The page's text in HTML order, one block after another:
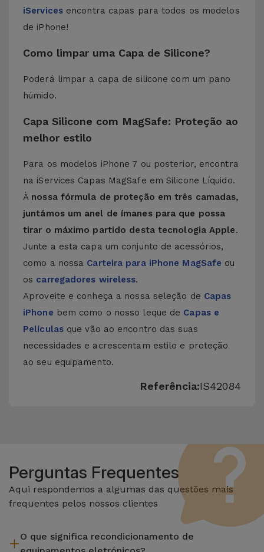
iServicesencontra capas para todos os modelos
de iPhone!
Como limpar uma Capa de Silicone?
Poderá limpar a capa de silicone com um pano
húmido.
Capa Silicone com MagSafe: Proteção ao
melhor estilo
Para os modelos iPhone 7 ou posterior, encontra
na iServices Capas MagSafe em Silicone Líquido.
À nossa fórmula de proteção em três camadas,
juntámos um anel de ímanes para que possa
tirar o máximo partido desta tecnologia Apple.
Junte a esta capa um conjunto de acessórios,
como a nossa Carteira para iPhone MagSafe ou
os carregadores wireless.
Aproveite e conheça a nossa seleção de Capas
iPhone bem como o nosso leque de Capas e
Películasque vão ao encontro das suas
necessidades e acrescentam estilo e proteção
ao seu equipamento.
Referência:IS42084
Perguntas Frequentes
Aqui respondemos a algumas das questões mais
frequentes pelos nossos clientes
O que significa recondicionamento de